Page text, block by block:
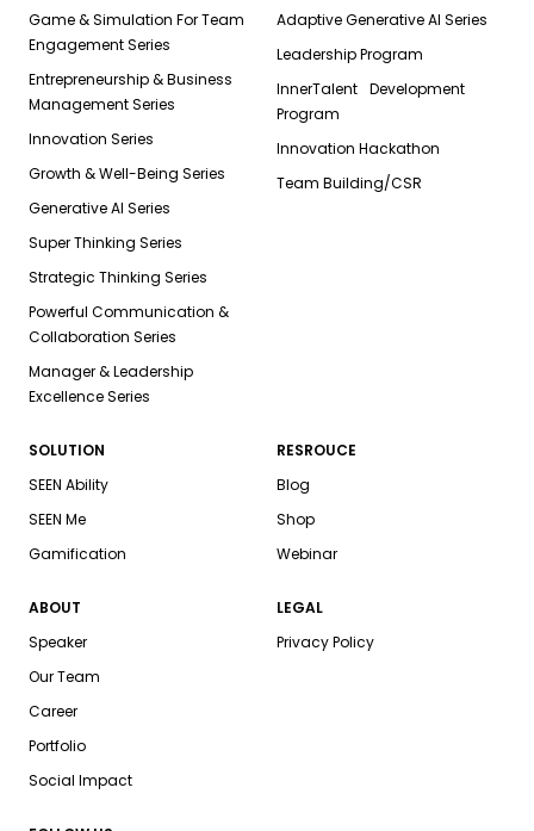
Game & Simulation For Team
Engagement Series
Entrepreneurship & Business
Management Series
Innovation Series
Growth & Well-Being Series
Generative AI Series
Super Thinking Series
Strategic Thinking Series
Powerful Communication &
Collaboration Series
Manager & Leadership
Excellence Series
Adaptive Generative AI Series
Leadership Program
InnerTalent Development
Program
Innovation Hackathon
Team Building/CSR
SOLUTION
SEEN Ability
SEEN Me
Gamification
RESROUCE
Blog
Shop
Webinar
ABOUT
Speaker
Our Team
Career
Portfolio
Social Impact
LEGAL
Privacy Policy